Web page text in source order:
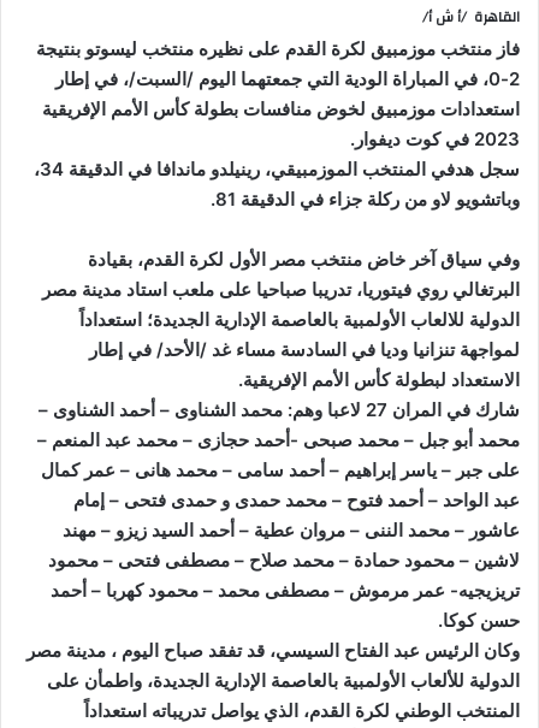
القاهرة /أ ش أ/
فاز منتخب موزمبيق لكرة القدم على نظيره منتخب ليسوتو بنتيجة
2-0، في المباراة الودية التي جمعتهما اليوم /السبت/، في إطار
استعدادات موزمبيق لخوض منافسات بطولة كأس الأمم الإفريقية
2023 في كوت ديفوار.
سجل هدفي المنتخب الموزمبيقي، رينيلدو ماندافا في الدقيقة 34،
وباتشويو لاو من ركلة جزاء في الدقيقة 81.
وفي سياق آخر خاض منتخب مصر الأول لكرة القدم، بقيادة
البرتغالي روي فيتوريا، تدريبا صباحيا على ملعب استاد مدينة مصر
الدولية للالعاب الأولمبية بالعاصمة الإدارية الجديدة؛ استعداداً
لمواجهة تنزانيا وديا في السادسة مساء غد /الأحد/ في إطار
الاستعداد لبطولة كأس الأمم الإفريقية.
شارك في المران 27 لاعبا وهم: محمد الشناوى – أحمد الشناوى –
محمد أبو جبل – محمد صبحى -أحمد حجازى – محمد عبد المنعم –
على جبر – ياسر إبراهيم – أحمد سامى – محمد هانى – عمر كمال
عبد الواحد – أحمد فتوح – محمد حمدى و حمدى فتحى – إمام
عاشور – محمد الننى – مروان عطية – أحمد السيد زيزو – مهند
لاشين – محمود حمادة – محمد صلاح – مصطفى فتحى – محمود
تريزيجيه- عمر مرموش – مصطفى محمد – محمود كهربا – أحمد
حسن كوكا.
وكان الرئيس عبد الفتاح السيسي، قد تفقد صباح اليوم ، مدينة مصر
الدولية للألعاب الأولمبية بالعاصمة الإدارية الجديدة، واطمأن على
المنتخب الوطني لكرة القدم، الذي يواصل تدريباته استعداداً